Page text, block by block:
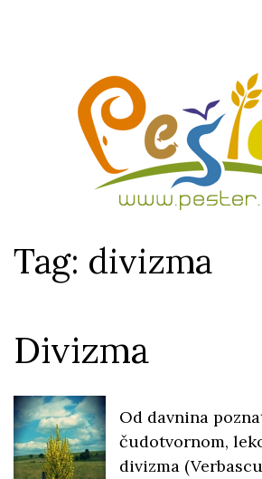
Tag: divizma
Divizma
Od davnina
čudotvornom,
divizma